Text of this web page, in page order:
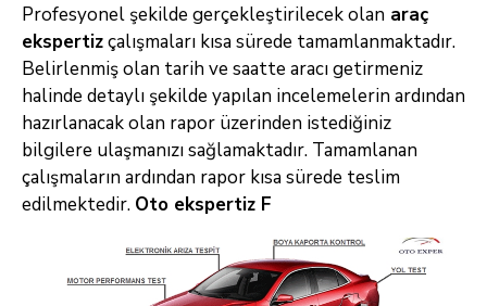
Profesyonel şekilde gerçekleştirilecek olan araç
ekspertizçalışmaları kısa sürede tamamlanmaktadır.
Belirlenmiş olan tarih ve saatte aracı getirmeniz
halinde detaylı şekilde yapılan incelemelerin ardından
hazırlanacak olan rapor üzerinden istediğiniz
bilgilere ulaşmanızı sağlamaktadır. Tamamlanan
çalışmaların ardından rapor kısa sürede teslim
edilmektedir. Oto ekspertiz F